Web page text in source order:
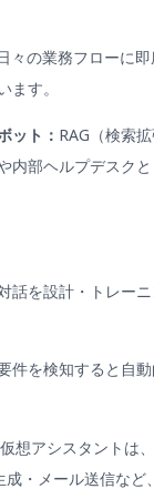
々の業務フローに
す。
ット： RAG（検索
内部ヘルプデスク
話を設計・トレー
件を検知すると自
仮想アシスタントは、
・メール送信など